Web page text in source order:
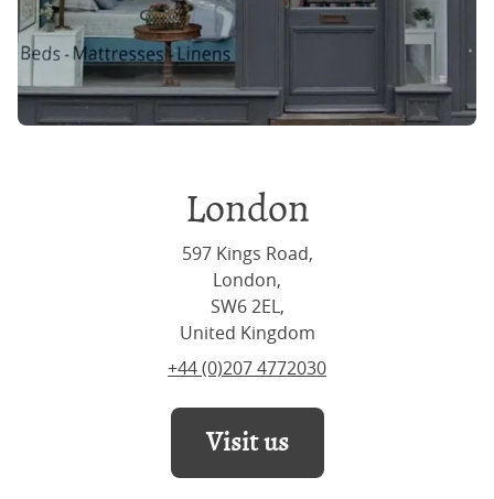
London
597 Kings Road,
London,
SW6 2EL,
United Kingdom
+44 (0)207 4772030
Visit us